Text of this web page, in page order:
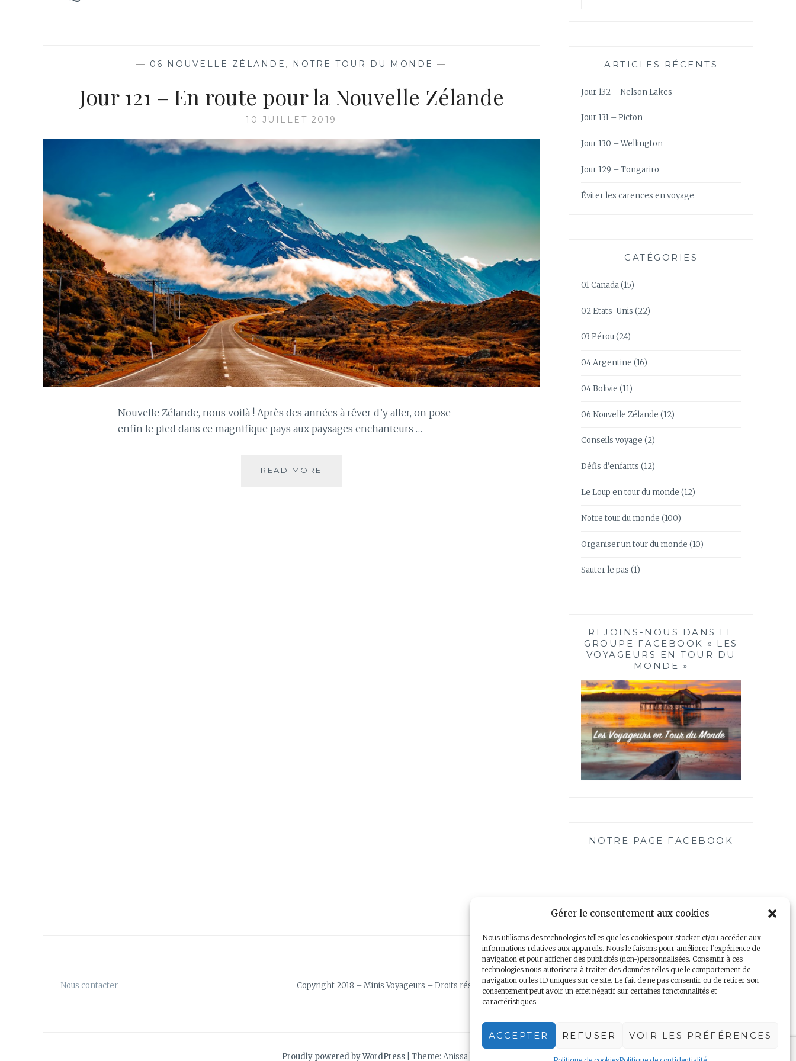
Gérer le consentement aux cookies
Nous utilisons des technologies telles que les cookies pour stocker et/ou accéder aux
informations relatives aux appareils. Nous le faisons pour améliorer l’expérience de
navigation et pour afficher des publicités (non-)personnalisées. Consentir à ces
technologies nous autorisera à traiter des données telles que le comportement de
navigation ou les ID uniques sur ce site. Le fait de ne pas consentir ou de retirer son
consentement peut avoir un effet négatif sur certaines fonctonnalités et
caractéristiques.
ACCEPTER REFUSER VOIR LES PRÉFÉRENCES
— 06 NOUVELLE ZÉLANDE , NOTRE TOUR DU MONDE —
Jour 121 – En route pour la Nouvelle Zélande
10 JUILLET 2019
Nouvelle Zélande, nous voilà ! Après des années à rêver d’y aller, on pose
enfin le pied dans ce magnifique pays aux paysages enchanteurs …
READ MORE
ARTICLES RÉCENTS
Jour 132 – Nelson Lakes
Jour 131 – Picton
Jour 130 – Wellington
Jour 129 – Tongariro
Éviter les carences en voyage
CATÉGORIES
01 Canada(15)
02 Etats-Unis (22)
03 Pérou(24)
04 Argentine (16)
04 Bolivie (11)
06 Nouvelle Zélande (12)
Conseils voyage (2)
Défis d'enfants (12)
Le Loup en tour du monde (12)
Notre tour du monde (100)
Organiser un tour du monde (10)
Sauter le pas (1)
REJOINS-NOUS DANS LE
GROUPE FACEBOOK « LES
VOYAGEURS EN TOUR DU
MONDE »
NOTRE PAGE FACEBOOK
Nous contacter Copyright 2018 – Minis Voyageurs – Droits réservés Mentions légales|Politique de confidentialité
Proudly powered by WordPress Theme: Anissa by